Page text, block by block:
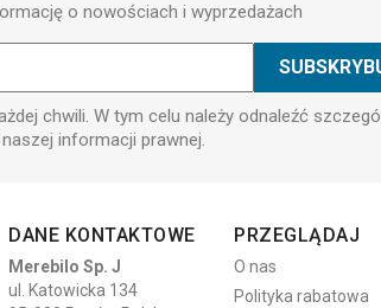
o nowościach i wyprzedażach
chwili. W tym celu należy odnaleźć
naszej informacji prawnej.
DANE KONTAKTOWE
Merebilo Sp. J
ul. Katowicka 134
PRZEGLĄDAJ
O nas
Polityka rabatowa